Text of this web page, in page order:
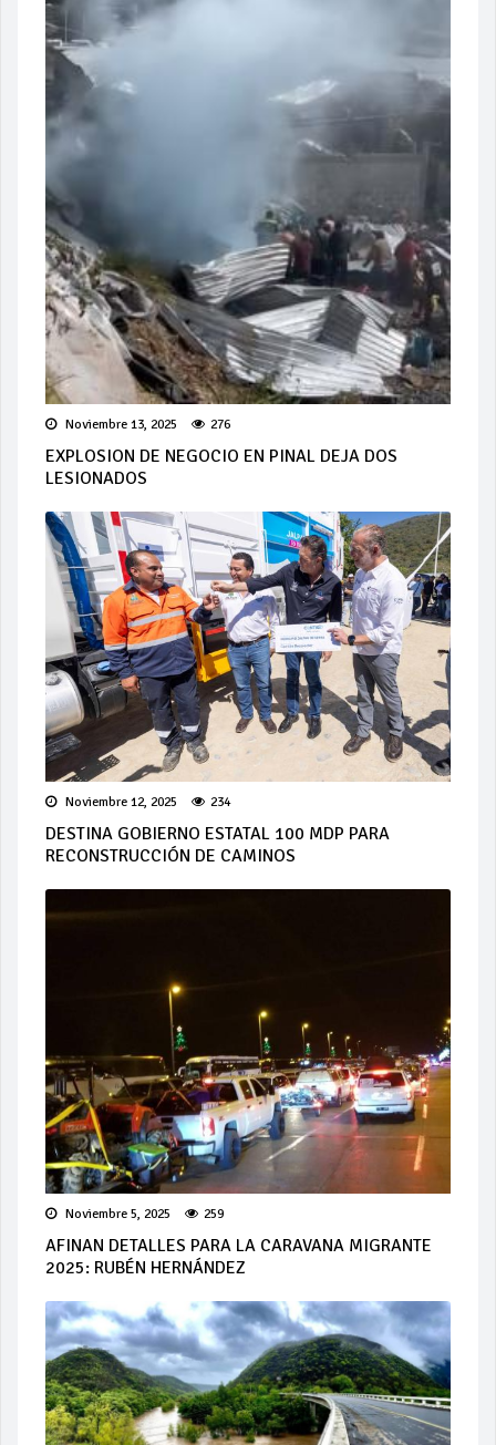
Noviembre 13, 2025 276
EXPLOSION DE NEGOCIO EN PINAL DEJA DOS
LESIONADOS
Noviembre 12, 2025 234
DESTINA GOBIERNO ESTATAL 100 MDP PARA
RECONSTRUCCIÓN DE CAMINOS
Noviembre 5, 2025 259
AFINAN DETALLES PARA LA CARAVANA MIGRANTE
2025: RUBÉN HERNÁNDEZ